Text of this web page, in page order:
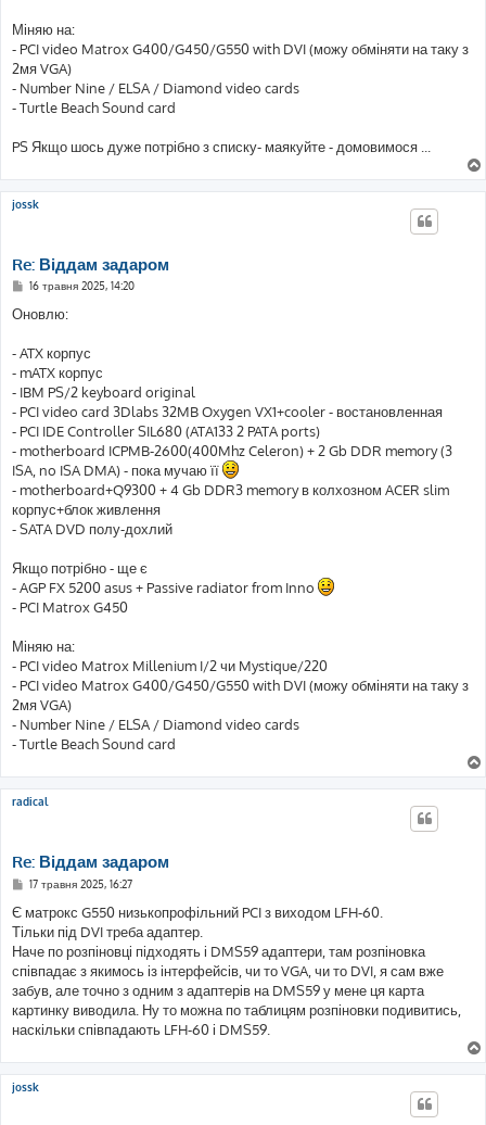
Міняю на:
- PCI video Matrox G400/G450/G550 with DVI (можу обміняти на таку з
2мя VGA)
- Number Nine / ELSA / Diamond video cards
- Turtle Beach Sound card
PS Якщо шось дуже потрібно з списку- маякуйте - домовимося ...
jossk
Re: Віддам задаром
П
в
о
л
е
н
я
16 травня 2025, 14:20
Оновлю:
- ATX корпус
- mATX корпус
- IBM PS/2 keyboard original
- PCI video card 3Dlabs 32MB Oxygen VX1+cooler - востановленная
- PCI IDE Controller SIL680 (ATA133 2 PATA ports)
- motherboard ICPMB-2600(400Mhz Celeron) + 2 Gb DDR memory (3
ISA, no ISA DMA) - пока мучаю її
- motherboard+Q9300 + 4 Gb DDR3 memory в колхозном ACER slim
корпус+блок живлення
- SATA DVD полу-дохлий
Якщо потрібно - ще є
- AGP FX 5200 asus + Passive radiator from Inno
- PCI Matrox G450
Міняю на:
- PCI video Matrox Millenium I/2 чи Mystique/220
- PCI video Matrox G400/G450/G550 with DVI (можу обміняти на таку з
2мя VGA)
- Number Nine / ELSA / Diamond video cards
- Turtle Beach Sound card
radical
Re: Віддам задаром
П
в
і
д
о
м
л
е
н
н
я
17 травня 2025, 16:27
Є матрокс G550 низькопрофільний PCI з виходом LFH-60.
Тільки під DVI треба адаптер.
Наче по розпіновці підходять і DMS59 адаптери, там розпіновка
співпадає з якимось із інтерфейсів, чи то VGA, чи то DVI, я сам вже
забув, але точно з одним з адаптерів на DMS59 у мене ця карта
картинку виводила. Ну то можна по таблицям розпіновки подивитись,
наскільки співпадають LFH-60 і DMS59.
jossk